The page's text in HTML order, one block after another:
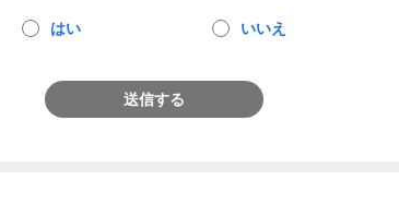
はい いいえ
送信する